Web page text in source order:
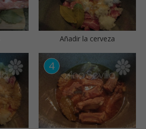
Añadir la cerveza